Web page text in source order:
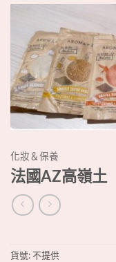
化妝＆保養
法國AZ高嶺土
貨號:不提供